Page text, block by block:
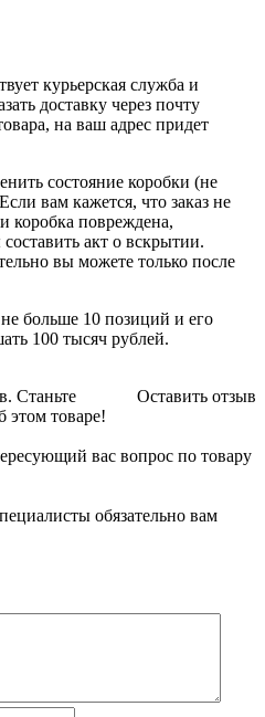
курьерская служба и
доставку через почту
на ваш адрес придет
состояние коробки (не
вам кажется, что заказ не
коробка повреждена,
акт о вскрытии.
вы можете только после
больше 10 позиций и его
100 тысяч рублей.
Оставить отзыв
Станьте
этом товаре!
вас вопрос по товару
обязательно вам